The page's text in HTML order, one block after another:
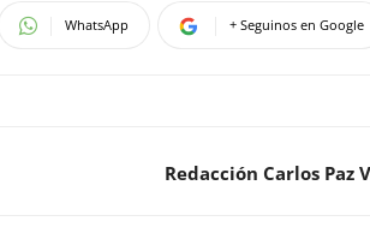
WhatsApp + Seguinos en Google
Redacción Carlos Paz